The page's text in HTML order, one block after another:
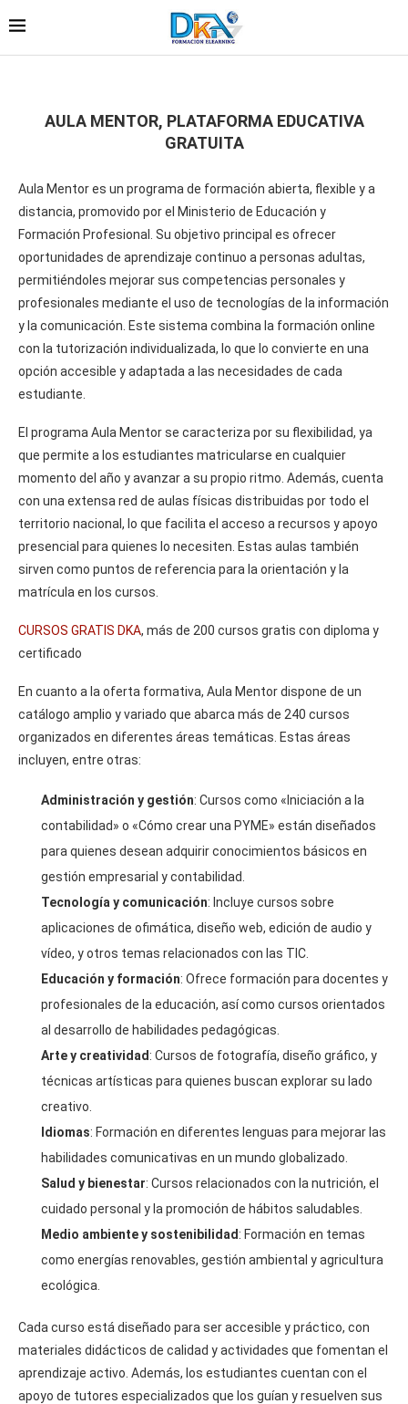
AULA MENTOR, PLATAFORMA EDUCATIVA
GRATUITA
Aula Mentor es un programa de formación abierta, flexible y a
distancia, promovido por el Ministerio de Educación y
Formación Profesional. Su objetivo principal es ofrecer
oportunidades de aprendizaje continuo a personas adultas,
permitiéndoles mejorar sus competencias personales y
profesionales mediante el uso de tecnologías de la información
y la comunicación. Este sistema combina la formación online
con la tutorización individualizada, lo que lo convierte en una
opción accesible y adaptada a las necesidades de cada
estudiante.
El programa Aula Mentor se caracteriza por su flexibilidad, ya
que permite a los estudiantes matricularse en cualquier
momento del año y avanzar a su propio ritmo. Además, cuenta
con una extensa red de aulas físicas distribuidas por todo el
territorio nacional, lo que facilita el acceso a recursos y apoyo
presencial para quienes lo necesiten. Estas aulas también
sirven como puntos de referencia para la orientación y la
matrícula en los cursos.
CURSOS GRATIS DKA, más de 200 cursos gratis con diploma y
certificado
En cuanto a la oferta formativa, Aula Mentor dispone de un
catálogo amplio y variado que abarca más de 240 cursos
organizados en diferentes áreas temáticas. Estas áreas
incluyen, entre otras:
Administración y gestión: Cursos como «Iniciación a la
contabilidad» o «Cómo crear una PYME» están diseñados
para quienes desean adquirir conocimientos básicos en
gestión empresarial y contabilidad.
Tecnología y comunicación: Incluye cursos sobre
aplicaciones de ofimática, diseño web, edición de audio y
vídeo, y otros temas relacionados con las TIC.
Educación y formación: Ofrece formación para docentes y
profesionales de la educación, así como cursos orientados
al desarrollo de habilidades pedagógicas.
Arte y creatividad : Cursos de fotografía, diseño gráfico, y
técnicas artísticas para quienes buscan explorar su lado
creativo.
Idiomas: Formación en diferentes lenguas para mejorar las
habilidades comunicativas en un mundo globalizado.
Salud y bienestar: Cursos relacionados con la nutrición, el
cuidado personal y la promoción de hábitos saludables.
Medio ambiente y sostenibilidad : Formación en temas
como energías renovables, gestión ambiental y agricultura
ecológica.
Cada curso está diseñado para ser accesible y práctico, con
materiales didácticos de calidad y actividades que fomentan el
aprendizaje activo. Además, los estudiantes cuentan con el
apoyo de tutores especializados que los guían y resuelven sus